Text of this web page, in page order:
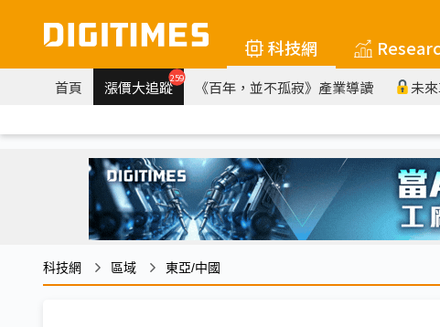
科技網
首頁 漲價大追蹤259 《百年，並不孤寂》產業導讀 未
科技網 區域 東亞/中國